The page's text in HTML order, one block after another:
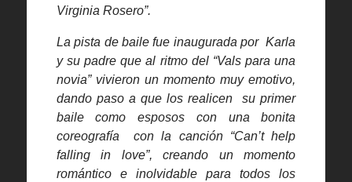
Virginia Rosero”.
La pista de baile fue inaugurada por Karla
y su padre que al ritmo del “Vals para una
novia” vivieron un momento muy emotivo,
dando paso a que los realicen su primer
baile como esposos con una bonita
coreografía con la canción “Can’t help
falling in love”, creando un momento
romántico e inolvidable para todos los